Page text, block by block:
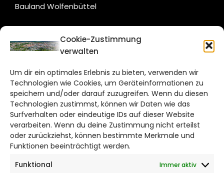
Cookie-Zustimmung
verwalten
Um dir ein optimales Erlebnis zu bieten, verwenden wir
Technologien wie Cookies, um Geräteinformationen zu
speichern und/oder darauf zuzugreifen. Wenn du diesen
Technologien zustimmst, können wir Daten wie das
Surfverhalten oder eindeutige IDs auf dieser Website
verarbeiten. Wenn du deine Zustimmung nicht erteilst
oder zurückziehst, können bestimmte Merkmale und
Funktionen beeinträchtigt werden.
Funktional
Immer aktiv
Bauland Wolfenbüttel
CITYLIFE!
Bruchtorwall 12
38100 Braunschweig
Telefon: 0531 387220 – 65
DAS STADTMAGAZIN FÜR
BRAUNSCHWEIG
Impressum